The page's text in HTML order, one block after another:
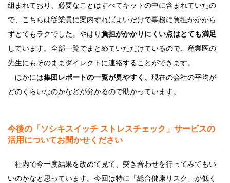
組まれており、必要なことはすべてキットの中に含まれていたの
で、こちらは従業員に案内すればよいだけで事務に負担がかから
ずとてもラクでした。やはり負担がかかりにくい点はとても満足
しています。全部一覧でまとめていただけているので、産業医の
先生にもそのままダイレクトに連絡することができます。
ほかには集団レポートの一覧が見やすく、 現在の会社の平均が
どのくらいなのかなどが分かるので助かっています。
今後の「ソシキスイッチ ストレスチェック」サービスの
活用についてお聞かせください
社内で今一度結果を改めて見て、突き合わせを行ってみてもい
いのかなと思っています。今回は特に「総合健康リスク」が低く